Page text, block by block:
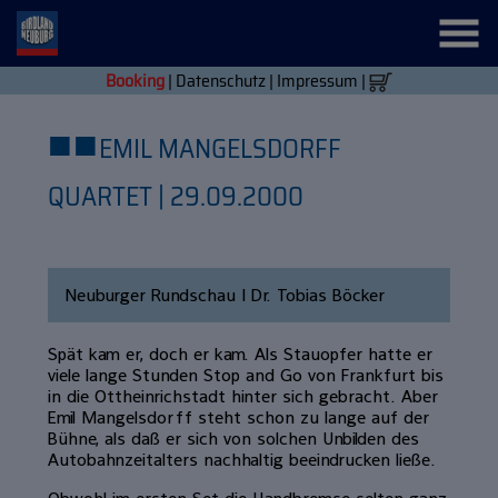
Booking| Datenschutz| Impressum |
■■EMIL MANGELSDORFF
QUARTET | 29.09.2000
Neuburger Rundschau | Dr. Tobias Böcker
Spät kam er, doch er kam. Als Stauopfer hatte er
viele lange Stunden Stop and Go von Frankfurt bis
in die Ottheinrichstadt hinter sich gebracht. Aber
Emil Mangelsdorff steht schon zu lange auf der
Bühne, als daß er sich von solchen Unbilden des
Autobahnzeitalters nachhaltig beeindrucken ließe.